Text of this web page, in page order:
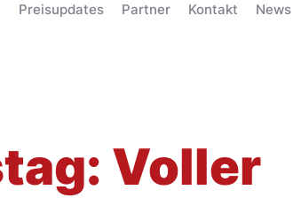
Preisupdates Partner Kontakt News
Voller